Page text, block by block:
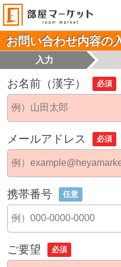
お問い合わせ内容の
入力
お名前（漢字） 必須
メールアドレス 必須
携帯番号 任意
ご要望 必須